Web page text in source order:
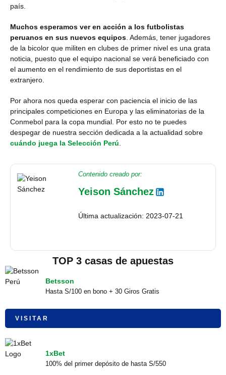
país.
Muchos esperamos ver en acción a los futbolistas
peruanos en sus nuevos equipos . Además, tener jugadores
de la bicolor que militen en clubes de primer nivel es una grata
noticia, puesto que el equipo nacional se verá beneficiado con
el aumento en el rendimiento de sus deportistas en el
extranjero.
Por ahora nos queda esperar con paciencia el inicio de las
principales competiciones en Europa y las eliminatorias de la
Conmebol para la copa mundial. Por esto no te puedes
despegar de nuestra sección dedicada a la actualidad sobre
cuándo juega la Selección Perú
Contenido creado por:
Yeison Sánchez
Última actualización: 2023-07-21
TOP 3 casas de apuestas
Betsson
Hasta S/100 en bono + 30 Giros Gratis
VISITAR
1xBet
100% del primer depósito de hasta S/550